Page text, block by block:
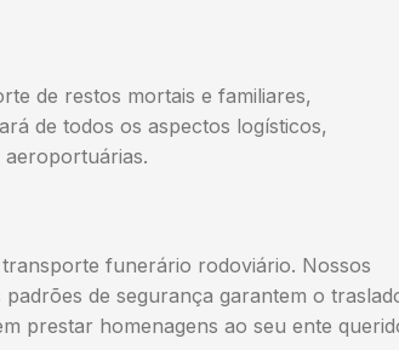
de restos mortais e familiares,
de todos os aspectos logísticos,
funerário rodoviário. Nossos
de segurança garantem o
prestar homenagens ao seu ente